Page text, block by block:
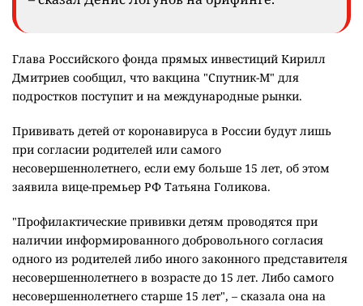
Глава Российского фонда прямых инвестиций Кирилл
Дмитриев сообщил, что вакцина "Спутник-М" для
подростков поступит и на международные рынки.
Прививать детей от коронавируса в России будут лишь
при согласии родителей или самого
несовершеннолетнего, если ему больше 15 лет, об этом
заявила вице-премьер РФ Татьяна Голикова.
"Профилактические прививки детям проводятся при
наличии информированного добровольного согласия
одного из родителей либо иного законного представителя
несовершеннолетнего в возрасте до 15 лет. Либо самого
несовершеннолетнего старше 15 лет", – сказала она на